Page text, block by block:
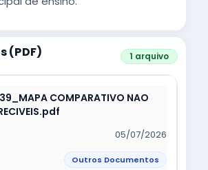
(PDF) 1 arquivo
COMPARATIVO NAO
05/07/2026
Outros Documentos